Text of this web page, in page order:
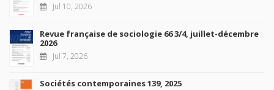
Jul 10, 2026
Revue française de sociologie 66 3/4, juillet-décembre
2026
Jul 7, 2026
Sociétés contemporaines 139, 2025